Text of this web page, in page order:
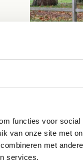
functies voor
van onze site met
met
services.